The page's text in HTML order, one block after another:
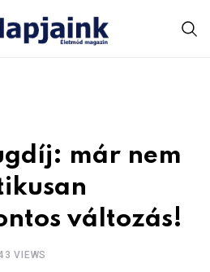
már nem
változás!
VIEWS